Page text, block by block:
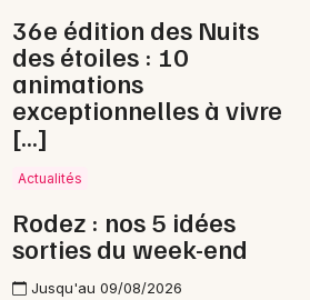
36e édition des Nuits
des étoiles : 10
animations
exceptionnelles à vivre
[…]
Actualités
Rodez : nos 5 idées
sorties du week-end
Jusqu'au 09/08/2026